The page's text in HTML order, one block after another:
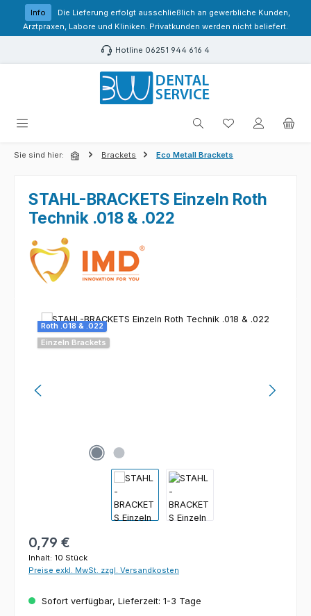
Zum Hauptinhalt springen
Info
Die Lieferung erfolgt ausschließlich an gewerbliche Kunden,
Arztpraxen, Labore und Kliniken. Privatkunden werden nicht beliefert.
Hotline 06251 944 616 4
Du hast 0
Sie sind hier: Brackets Eco Metall Brackets
STAHL-BRACKETS Einzeln Roth
Technik .018 & .022
Bildergalerie überspringen
Roth .018 & .022
Einzeln Brackets
Regulärer Preis:
0,79 €
Inhalt: 10 Stück
Preise exkl. MwSt. zzgl. Versandkosten
Sofort verfügbar, Lieferzeit: 1-3 Tage